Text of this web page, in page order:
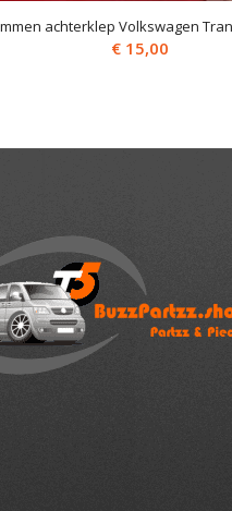
achterklep Volkswagen
€ 15,00